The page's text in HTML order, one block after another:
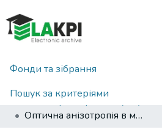
Фонди та зібрання
Пошук за критеріями
Статистика
Головна
Магістерські роботи (МЕ)
Оптична анізотропія в матеріалах оптоелектроніки в зображенні модуляційної поляриметрії